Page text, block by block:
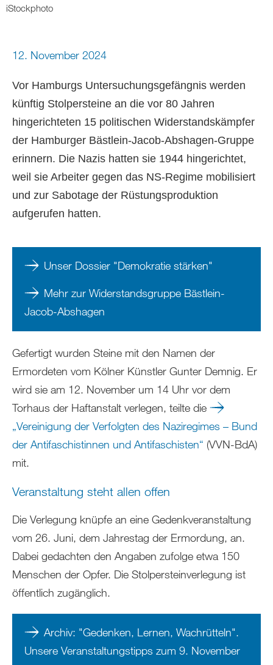
iStockphoto
12. November 2024
Vor Hamburgs Untersuchungsgefängnis werden
künftig Stolpersteine an die vor 80 Jahren
hingerichteten 15 politischen Widerstandskämpfer
der Hamburger Bästlein-Jacob-Abshagen-Gruppe
erinnern. Die Nazis hatten sie 1944 hingerichtet,
weil sie Arbeiter gegen das NS-Regime mobilisiert
und zur Sabotage der Rüstungsproduktion
aufgerufen hatten.
Unser Dossier "Demokratie stärken"
Mehr zur Widerstandsgruppe Bästlein-
Jacob-Abshagen
Gefertigt wurden Steine mit den Namen der
Ermordeten vom Kölner Künstler Gunter Demnig. Er
wird sie am 12. November um 14 Uhr vor dem
Torhaus der Haftanstalt verlegen, teilte die
„Vereinigung der Verfolgten des Naziregimes – Bund
der Antifaschistinnen und Antifaschisten“ (VVN-BdA)
mit.
Veranstaltung steht allen offen
Die Verlegung knüpfe an eine Gedenkveranstaltung
vom 26. Juni, dem Jahrestag der Ermordung, an.
Dabei gedachten den Angaben zufolge etwa 150
Menschen der Opfer. Die Stolpersteinverlegung ist
öffentlich zugänglich.
Archiv: "Gedenken, Lernen, Wachrütteln".
Unsere Veranstaltungstipps zum 9. November